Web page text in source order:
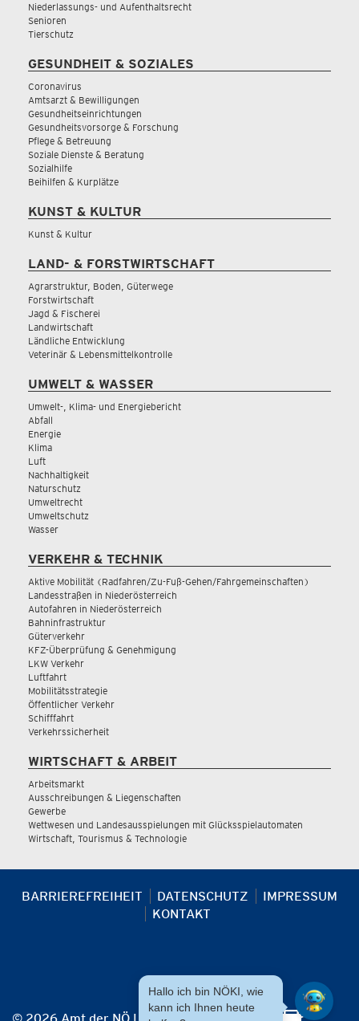
Niederlassungs- und Aufenthaltsrecht
Senioren
Tierschutz
GESUNDHEIT & SOZIALES
Coronavirus
Amtsarzt & Bewilligungen
Gesundheitseinrichtungen
Gesundheitsvorsorge & Forschung
Pflege & Betreuung
Soziale Dienste & Beratung
Sozialhilfe
Beihilfen & Kurplätze
KUNST & KULTUR
Kunst & Kultur
LAND- & FORSTWIRTSCHAFT
Agrarstruktur, Boden, Güterwege
Forstwirtschaft
Jagd & Fischerei
Landwirtschaft
Ländliche Entwicklung
Veterinär & Lebensmittelkontrolle
UMWELT & WASSER
Umwelt-, Klima- und Energiebericht
Abfall
Energie
Klima
Luft
Nachhaltigkeit
Naturschutz
Umweltrecht
Umweltschutz
Wasser
VERKEHR & TECHNIK
Aktive Mobilität (Radfahren/Zu-Fuß-Gehen/Fahrgemeinschaften)
Landesstraßen in Niederösterreich
Autofahren in Niederösterreich
Bahninfrastruktur
Güterverkehr
KFZ-Überprüfung & Genehmigung
LKW Verkehr
Luftfahrt
Mobilitätsstrategie
Öffentlicher Verkehr
Schifffahrt
Verkehrssicherheit
WIRTSCHAFT & ARBEIT
Arbeitsmarkt
Ausschreibungen & Liegenschaften
Gewerbe
Wettwesen und Landesausspielungen mit Glücksspielautomaten
Wirtschaft, Tourismus & Technologie
BARRIEREFREIHEIT DATENSCHUTZ
IMPRESSUM
KONTAKT
Hallo ich bin NÖKI, wie
kann ich Ihnen heute